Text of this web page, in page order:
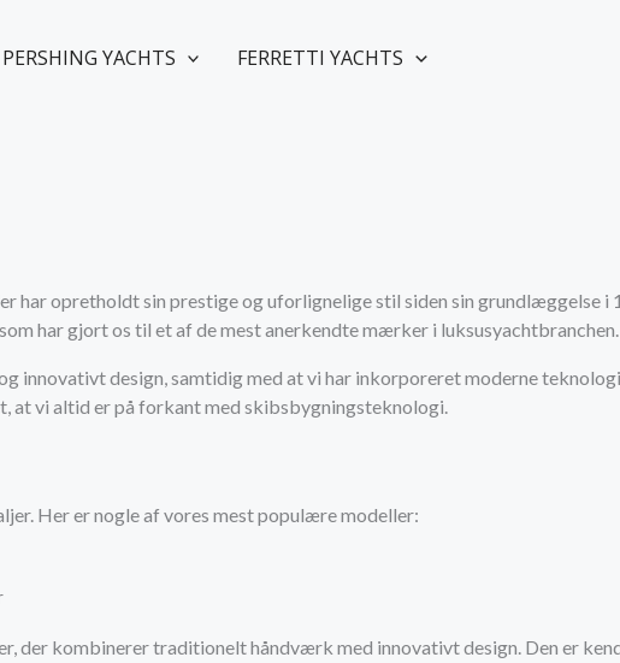
PERSHING YACHTS FERRETTI YACHTS
har opretholdt sin prestige og uforlignelige stil siden sin grundlæggelse i
har gjort os til et af de mest anerkendte mærker i luksusyachtbranchen.
innovativt design, samtidig med at vi har inkorporeret moderne
at vi altid er på forkant med skibsbygningsteknologi.
Her er nogle af vores mest populære modeller:
der kombinerer traditionelt håndværk med innovativt design. Den er